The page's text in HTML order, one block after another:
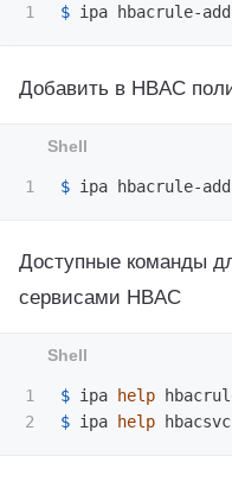
$
Добавить в HBAC
$ ipa hbacrule-
Доступные команды
сервисами HBAC
1
$ ipa help
$ ipa help